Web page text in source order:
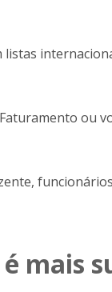
ou
mais